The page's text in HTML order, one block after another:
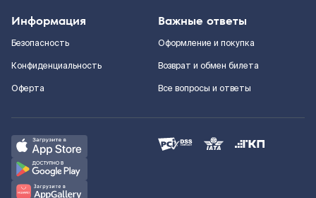
Информация
Безопасность
Конфиденциальность
Оферта
Важные ответы
Оформление и покупка
Возврат и обмен билета
Все вопросы и ответы